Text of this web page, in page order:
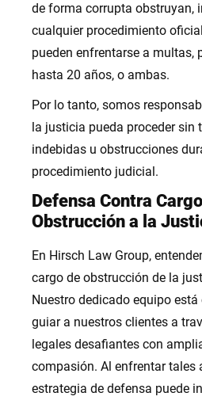
de forma corrupta obstruyan,
cualquier procedimiento
pueden enfrentarse a multas,
hasta 20 años, o ambas.
Por lo tanto, somos
la justicia pueda proceder
indebidas u obstrucciones
procedimiento judicial.
Defensa Contra
Obstrucción a la
En Hirsch Law Group,
cargo de obstrucción de la
Nuestro dedicado equipo
guiar a nuestros clientes a
legales desafiantes con
compasión. Al enfrentar tales
estrategia de defensa puede